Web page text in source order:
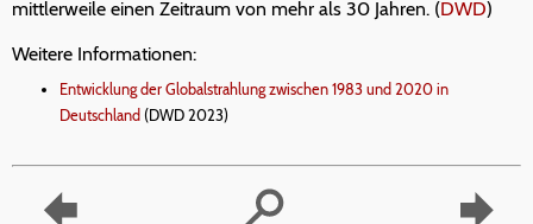
mittlerweile einen Zeitraum von mehr als 30 Jahren. (DWD)
Weitere Informationen:
Entwicklung der Globalstrahlung zwischen 1983 und 2020 in
Deutschland (DWD 2023)